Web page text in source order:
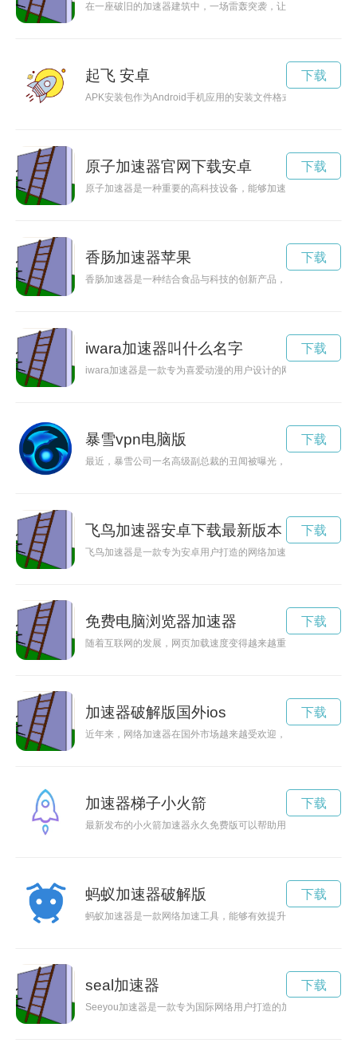
在一座破旧的加速器建筑中，一场雷轰突袭，让人们只能躲在梯
起飞 安卓
APK安装包作为Android手机应用的安装文件格式，可以帮助用
下载
原子加速器官网下载安卓
原子加速器是一种重要的高科技设备，能够加速粒子运动并进
下载
香肠加速器苹果
香肠加速器是一种结合食品与科技的创新产品，能够快速加热
下载
iwara加速器叫什么名字
iwara加速器是一款专为喜爱动漫的用户设计的网络加速工具，
下载
暴雪vpn电脑版
最近，暴雪公司一名高级副总裁的丑闻被曝光，引发了舆论的强
下载
飞鸟加速器安卓下载最新版本
飞鸟加速器是一款专为安卓用户打造的网络加速工具，可以帮
下载
免费电脑浏览器加速器
随着互联网的发展，网页加载速度变得越来越重要，免费浏览
下载
加速器破解版国外ios
近年来，网络加速器在国外市场越来越受欢迎，而破解版的加
下载
加速器梯子小火箭
最新发布的小火箭加速器永久免费版可以帮助用户快速提高网
下载
蚂蚁加速器破解版
蚂蚁加速器是一款网络加速工具，能够有效提升网络速度，让用
下载
seal加速器
Seeyou加速器是一款专为国际网络用户打造的加速服务软件，
下载